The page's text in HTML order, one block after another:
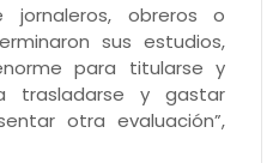
jornaleros, obreros o
sus estudios,
para titularse y
trasladarse y gastar
otra evaluación”,